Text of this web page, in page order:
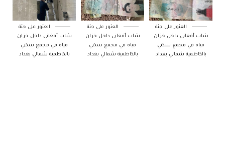
العثور على جثة
شاب أفغاني داخل خزان
مياه في مجمع سكني
بالكاظمية شمالي بغداد
العثور على جثة
شاب أفغاني داخل خزان
مياه في مجمع سكني
بالكاظمية شمالي بغداد
العثور على جثة
شاب أفغاني داخل خزان
مياه في مجمع سكني
بالكاظمية شمالي بغداد